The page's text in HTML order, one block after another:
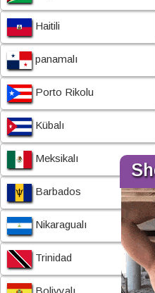
Haitili
panamalı
Porto Rikolu
Kübalı
Meksikalı
Barbados
Nikaragualı
Trinidad